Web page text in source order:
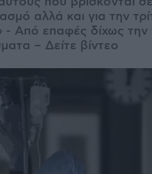
αλλά και για την
- Από επαφές δίχως
– Δείτε βίντεο